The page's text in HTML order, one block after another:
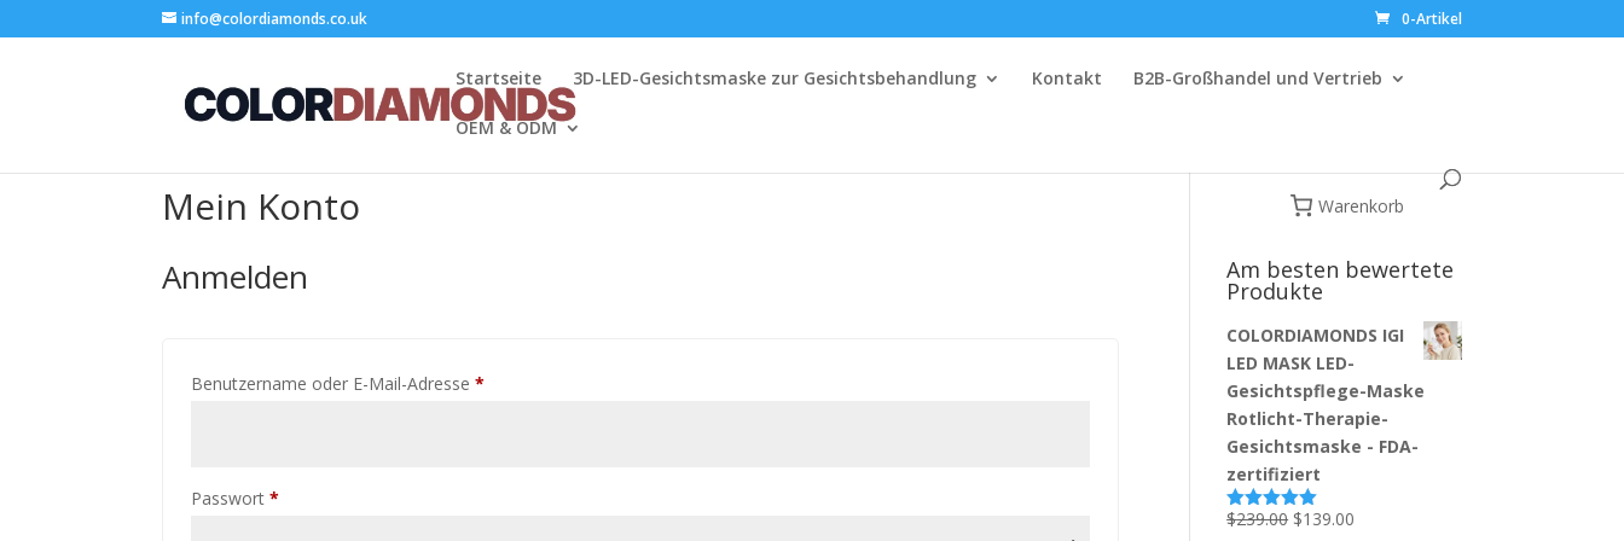
info@colordiamonds.co.uk 0-Artikel
Startseite 3D-LED-Gesichtsmaske zur Gesichtsbehandlung Kontakt B2B-Großhandel und Vertrieb
OEM & ODM
Mein Konto
Anmelden
Benutzername oder E-Mail-Adresse*
Passwort*
Warenkorb
Am besten bewertete
Produkte
COLORDIAMONDS IGI
LED MASK LED-
Gesichtspflege-Maske
Rotlicht-Therapie-
Gesichtsmaske - FDA-
zertifiziert
Bewertet
$239.00 Ursprünglicher
$139.00